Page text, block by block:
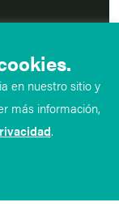
en nuestro sitio y
más información,
.